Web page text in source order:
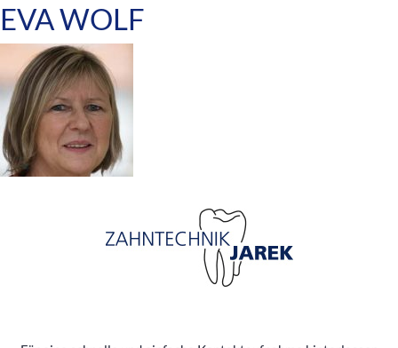
EVA WOLF